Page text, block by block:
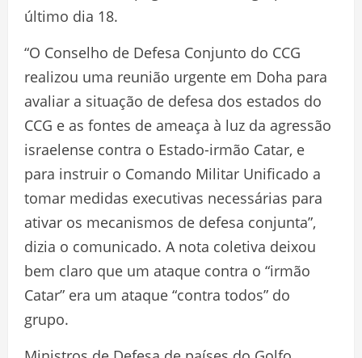
último dia 18.
“O Conselho de Defesa Conjunto do CCG
realizou uma reunião urgente em Doha para
avaliar a situação de defesa dos estados do
CCG e as fontes de ameaça à luz da agressão
israelense contra o Estado-irmão Catar, e
para instruir o Comando Militar Unificado a
tomar medidas executivas necessárias para
ativar os mecanismos de defesa conjunta”,
dizia o comunicado. A nota coletiva deixou
bem claro que um ataque contra o “irmão
Catar” era um ataque “contra todos” do
grupo.